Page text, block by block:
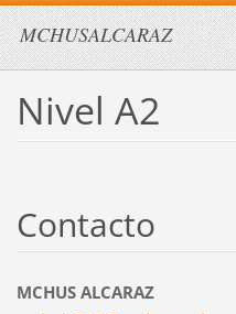
MCHUSALCARAZ
Nivel A2
Contacto
MCHUS ALCARAZ